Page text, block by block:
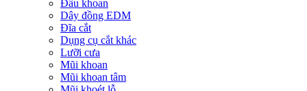
Đầu khoan
Dây đồng EDM
Đĩa cắt
Dụng cụ cắt khác
Lưỡi cưa
Mũi khoan
Mũi khoan tâm